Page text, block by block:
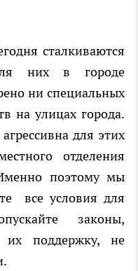
сталкиваются
них в городе
ни специальных
на улицах города.
для этих
отделения
поэтому мы
все условия для
законы,
их поддержку, не